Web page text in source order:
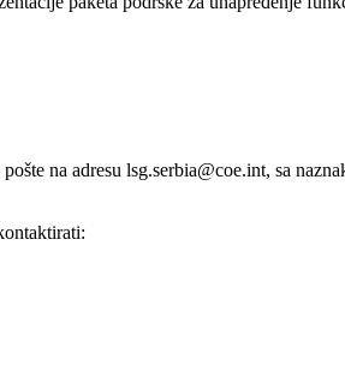
na adresu lsg.serbia@coe.int, sa